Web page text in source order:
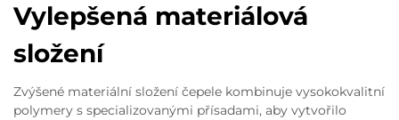
Vylepšená materiálová
složení
Zvýšené materiální složení čepele kombinuje vysokokvalitní
polymery s specializovanými přísadami, aby vytvořilo